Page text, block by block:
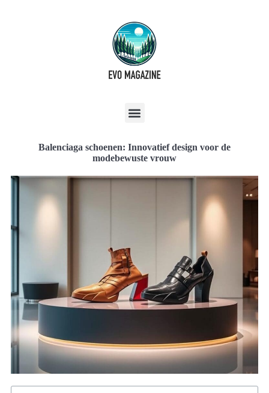
Balenciaga schoenen: Innovatief design voor de
modebewuste vrouw